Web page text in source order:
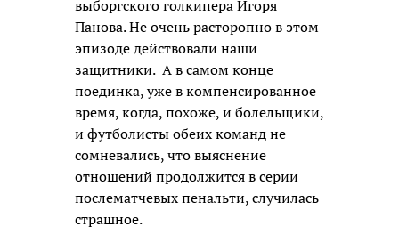
выборгского голкипера Игоря
Панова. Не очень расторопно в этом
эпизоде действовали наши
защитники. А в самом конце
поединка, уже в компенсированное
время, когда, похоже, и болельщики,
и футболисты обеих команд не
сомневались, что выяснение
отношений продолжится в серии
послематчевых пенальти, случилась
страшное.